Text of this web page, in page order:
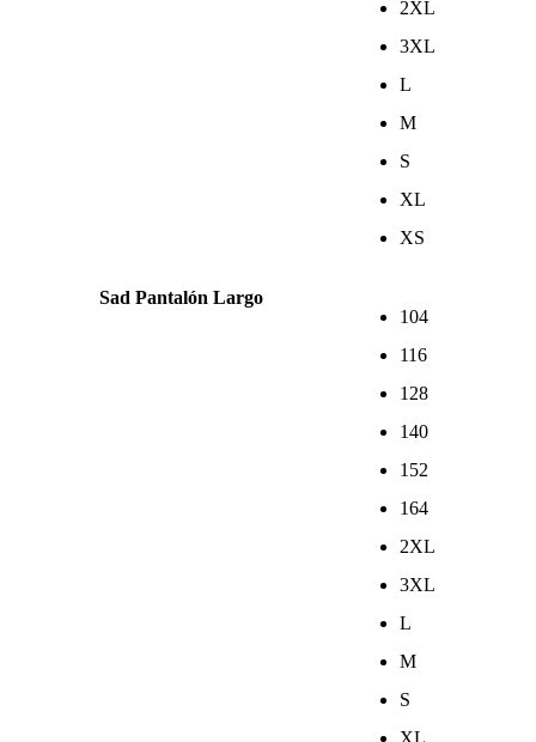
2XL
3XL
L
M
S
XL
XS
Sad Pantalón Largo
104
116
128
140
152
164
2XL
3XL
L
M
S
XL